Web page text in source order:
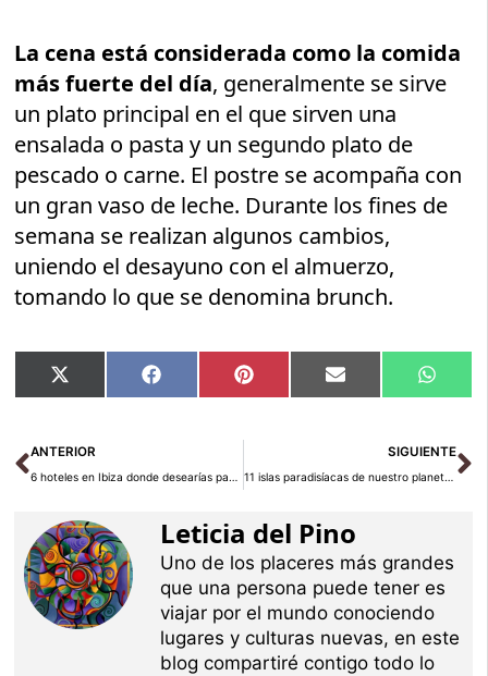
La cena está considerada como la comida
más fuerte del día, generalmente se sirve
un plato principal en el que sirven una
ensalada o pasta y un segundo plato de
pescado o carne. El postre se acompaña con
un gran vaso de leche. Durante los fines de
semana se realizan algunos cambios,
uniendo el desayuno con el almuerzo,
tomando lo que se denomina brunch.
Compartir
en
X
(Twitter)
Compartir
en
Facebook Compartir
en
Pinterest Compartir
en
Email
en
Ant
ANTERIOR
6 hoteles en Ibiza donde desearías pasar el resto de tu vida
SIGUIENTE
11 islas paradisíacas de nuestro planeta que debes conocer
Leticia del Pino
Uno de los placeres más grandes
que una persona puede tener es
viajar por el mundo conociendo
lugares y culturas nuevas, en este
blog compartiré contigo todo lo